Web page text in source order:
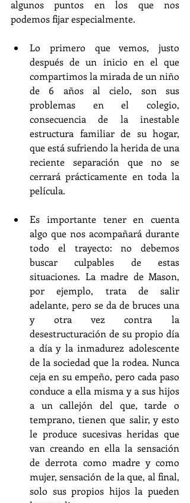
algunos puntos en los que nos
podemos fijar especialmente.
Lo primero que vemos, justo
después de un inicio en el que
compartimos la mirada de un niño
de 6 años al cielo, son sus
problemas en el colegio,
consecuencia de la inestable
estructura familiar de su hogar,
que está sufriendo la herida de una
reciente separación que no se
cerrará prácticamente en toda la
película.
Es importante tener en cuenta
algo que nos acompañará durante
todo el trayecto: no debemos
buscar culpables de estas
situaciones. La madre de Mason,
por ejemplo, trata de salir
adelante, pero se da de bruces una
y otra vez contra la
desestructuración de su propio día
a día y la inmadurez adolescente
de la sociedad que la rodea. Nunca
ceja en su empeño, pero cada paso
conduce a ella misma y a sus hijos
a un callejón del que, tarde o
temprano, tienen que salir, y esto
le produce sucesivas heridas que
van creando en ella la sensación
de derrota como madre y como
mujer, sensación de la que, al final,
solo sus propios hijos la pueden